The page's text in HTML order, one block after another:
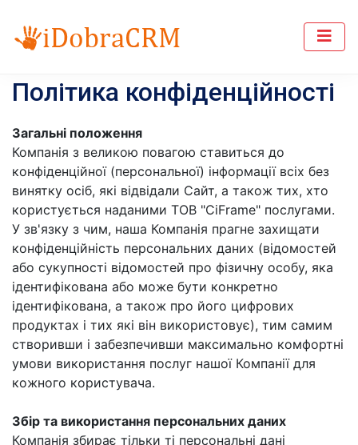
Політика конфіденційності
Загальні положення
Компанія з великою повагою ставиться до
конфіденційної (персональної) інформації всіх без
винятку осіб, які відвідали Сайт, а також тих, хто
користується наданими ТОВ "CiFrame" послугами.
У зв'язку з чим, наша Компанія прагне захищати
конфіденційність персональних даних (відомостей
або сукупності відомостей про фізичну особу, яка
ідентифікована або може бути конкретно
ідентифікована, а також про його цифрових
продуктах і тих які він використовує), тим самим
створивши і забезпечивши максимально комфортні
умови використання послуг нашої Компанії для
кожного користувача.
Збір та використання персональних даних
Компанія збирає тільки ті персональні дані